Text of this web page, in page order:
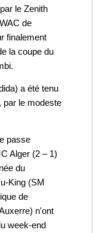
le Zenith
de
finalement
la coupe du
i.
a été tenu
par le modeste
passe
Alger (2 – 1)
du
King (SM
de
n'ont
week-end